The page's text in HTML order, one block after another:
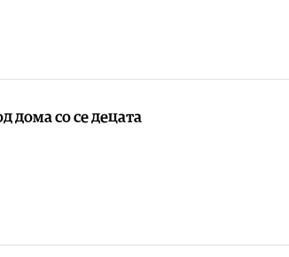
дома со се децата